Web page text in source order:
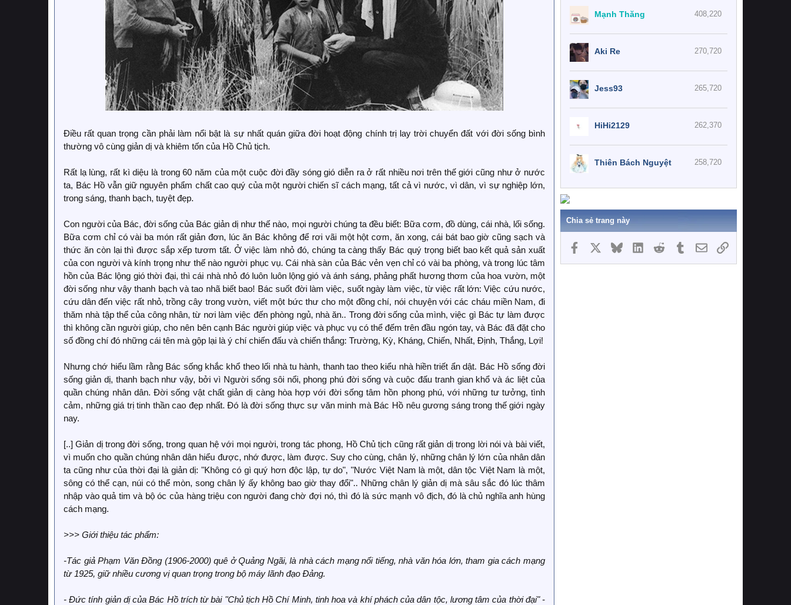
Điều rất quan trọng cần phải làm nổi bật là sự nhất quán giữa đời hoạt động chính trị lay trời chuyển đất với đời sống bình
thường vô cùng giản dị và khiêm tốn của Hồ Chủ tịch.
Rất lạ lùng, rất kì diệu là trong 60 năm của một cuộc đời đầy sóng gió diễn ra ở rất nhiều nơi trên thế giới cũng như ở nước
ta, Bác Hồ vẫn giữ nguyên phẩm chất cao quý của một người chiến sĩ cách mạng, tất cả vì nước, vì dân, vì sự nghiệp lớn,
trong sáng, thanh bạch, tuyệt đẹp.
Con người của Bác, đời sống của Bác giản dị như thế nào, mọi người chúng ta đều biết: Bữa cơm, đồ dùng, cái nhà, lối sống.
Bữa cơm chỉ có vài ba món rất giản đơn, lúc ăn Bác không để rơi vãi một hột cơm, ăn xong, cái bát bao giờ cũng sạch và
thức ăn còn lại thì được sắp xếp tươm tất. Ở việc làm nhỏ đó, chúng ta càng thấy Bác quý trọng biết bao kết quả sản xuất
của con người và kính trọng như thế nào người phục vụ. Cái nhà sàn của Bác vẻn vẹn chỉ có vài ba phòng, và trong lúc tâm
hồn của Bác lộng gió thời đại, thì cái nhà nhỏ đó luôn luôn lộng gió và ánh sáng, phảng phất hương thơm của hoa vườn, một
đời sống như vậy thanh bạch và tao nhã biết bao! Bác suốt đời làm việc, suốt ngày làm việc, từ việc rất lớn: Việc cứu nước,
cứu dân đến việc rất nhỏ, trồng cây trong vườn, viết một bức thư cho một đồng chí, nói chuyện với các cháu miền Nam, đi
thăm nhà tập thể của công nhân, từ nơi làm việc đến phòng ngủ, nhà ăn.. Trong đời sống của mình, việc gì Bác tự làm được
thì không cần người giúp, cho nên bên cạnh Bác người giúp việc và phục vụ có thể đếm trên đầu ngón tay, và Bác đã đặt cho
số đồng chí đó những cái tên mà gộp lại là ý chí chiến đấu và chiến thắng: Trường, Kỳ, Kháng, Chiến, Nhất, Định, Thắng, Lợi!
Nhưng chớ hiểu lầm rằng Bác sống khắc khổ theo lối nhà tu hành, thanh tao theo kiểu nhà hiền triết ẩn dật. Bác Hồ sống đời
sống giản dị, thanh bạch như vậy, bởi vì Người sống sôi nổi, phong phú đời sống và cuộc đấu tranh gian khổ và ác liệt của
quần chúng nhân dân. Đời sống vật chất giản dị càng hòa hợp với đời sống tâm hồn phong phú, với những tư tưởng, tình
cảm, những giá trị tinh thần cao đẹp nhất. Đó là đời sống thực sự văn minh mà Bác Hồ nêu gương sáng trong thế giới ngày
nay.
[..] Giản dị trong đời sống, trong quan hệ với mọi người, trong tác phong, Hồ Chủ tịch cũng rất giản dị trong lời nói và bài viết,
vì muốn cho quần chúng nhân dân hiểu được, nhớ được, làm được. Suy cho cùng, chân lý, những chân lý lớn của nhân dân
ta cũng như của thời đại là giản dị: "Không có gì quý hơn độc lập, tự do", "Nước Việt Nam là một, dân tộc Việt Nam là một,
sông có thể cạn, núi có thể mòn, song chân lý ấy không bao giờ thay đổi".. Những chân lý giản dị mà sâu sắc đó lúc thâm
nhập vào quả tim và bộ óc của hàng triệu con người đang chờ đợi nó, thì đó là sức mạnh vô địch, đó là chủ nghĩa anh hùng
cách mạng.
>>> Giới thiệu tác phẩm:
-Tác giả Phạm Văn Đồng (1906-2000) quê ở Quảng Ngãi, là nhà cách mạng nổi tiếng, nhà văn hóa lớn, tham gia cách mạng
từ 1925, giữ nhiều cương vị quan trọng trong bộ máy lãnh đạo Đảng.
- Đức tính giản dị của Bác Hồ trích từ bài "Chủ tịch Hồ Chí Minh, tinh hoa và khí phách của dân tộc, lương tâm của thời đại" -
408,220
Mạnh Thăng
270,720
Aki Re
265,720
Jess93
262,370
HiHi2129
258,720
Thiên Bách Nguyệt
Chia sẻ trang này
Facebook BlueskyLinkedInReddit TumblrEmailLink